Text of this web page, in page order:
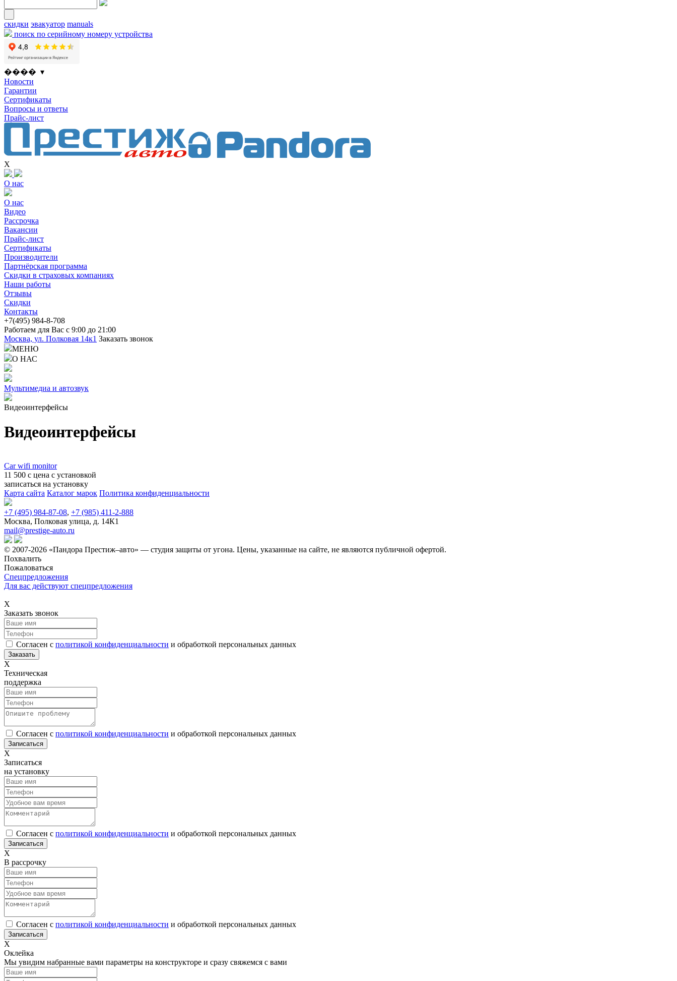
скидки эвакуатор manuals
поиск по серийному номеру устройства
���� ▾
Новости
Гарантии
Сертификаты
Вопросы и ответы
Прайс-лист
X
О нас
О нас
Видео
Рассрочка
Вакансии
Прайс-лист
Сертификаты
Производители
Партнёрская программа
Скидки в страховых компаниях
Наши работы
Отзывы
Скидки
Контакты
+7(495) 984-8-708
Работаем для Вас с 9:00 до 21:00
Москва, ул. Полковая 14к1 Заказать звонок
МЕНЮ
О НАС
Мультимедиа и автозвук
Видеоинтерфейсы
Видеоинтерфейсы
Car wifi monitor
11 500 c цена с установкой
записаться на установку
Карта сайта Каталог марок Политика конфиденциальности
+7 (495) 984-87-08, +7 (985) 411-2-888
Москва, Полковая улица, д. 14К1
mail@prestige-auto.ru
© 2007-2026 «Пандора Престиж–авто» — студия защиты от угона. Цены, указанные на сайте, не являются публичной офертой.
Похвалить
Пожаловаться
Спецпредложения
Для вас действуют спецпредложения
Х
Заказать звонок
Согласен с политикой конфиденциальности и обработкой персональных данных
Х
Техническая
поддержка
Согласен с политикой конфиденциальности и обработкой персональных данных
Х
Записаться
на установку
Согласен с политикой конфиденциальности и обработкой персональных данных
Х
В рассрочку
Согласен с политикой конфиденциальности и обработкой персональных данных
Х
Оклейка
Мы увидим набранные вами параметры на конструкторе и сразу свяжемся с вами